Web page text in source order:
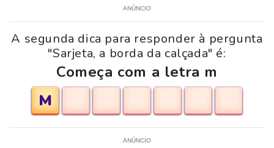
ANÚNCIO
A segunda dica para responder à pergunta
"Sarjeta, a borda da calçada" é:
Começa com a letra m
M
ANÚNCIO